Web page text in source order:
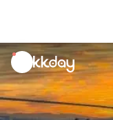
unread
notifications